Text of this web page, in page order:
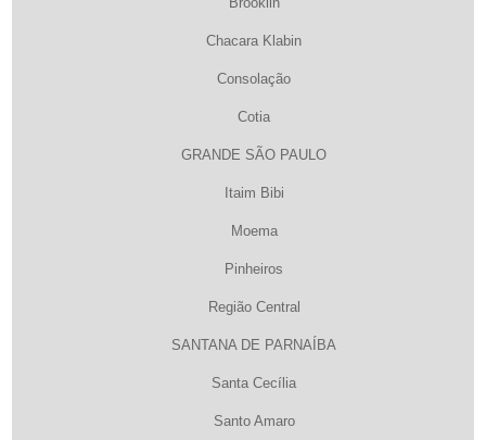
Chacara Klabin
Consolação
Cotia
GRANDE SÃO PAULO
Itaim Bibi
Moema
Pinheiros
Região Central
SANTANA DE PARNAÍBA
Santa Cecília
Santo Amaro